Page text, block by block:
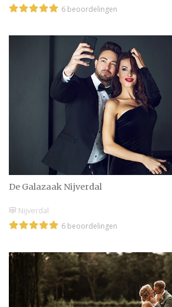
6 beoordelingen
De Galazaak Nijverdal
Nijverdal
6 beoordelingen